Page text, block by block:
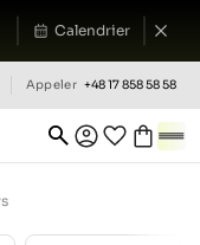
Calendrier
Appeler +48 17 858 58 58